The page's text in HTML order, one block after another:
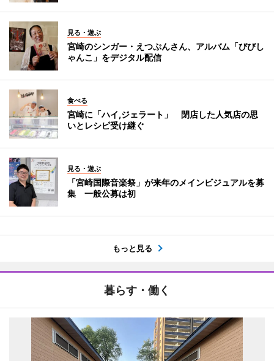
見る・遊ぶ
宮崎のシンガー・えつぷんさん、アルバム「びびし
ゃんこ」をデジタル配信
食べる
宮崎に「ハイ,ジェラート」 閉店した人気店の思
いとレシピ受け継ぐ
見る・遊ぶ
「宮崎国際音楽祭」が来年のメインビジュアルを募
集 一般公募は初
もっと見る
暮らす・働く